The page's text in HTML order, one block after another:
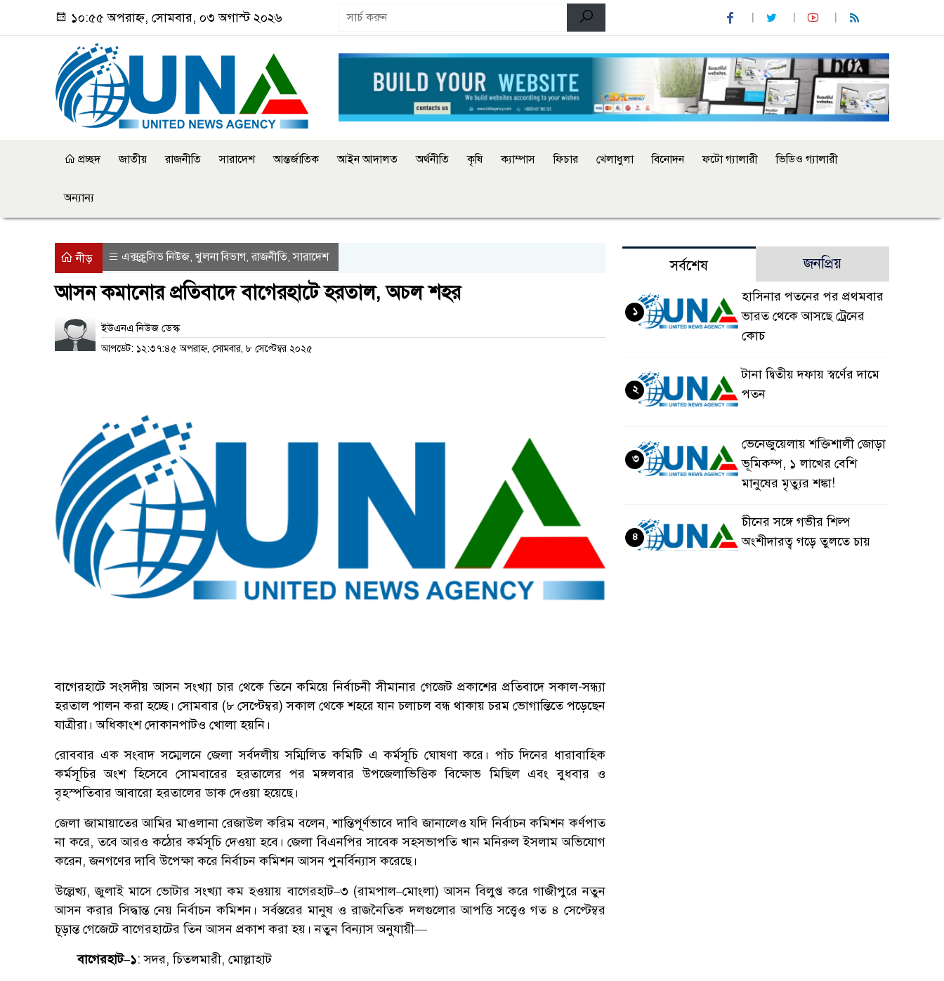
১০:৫৫ অপরাহ্ন, সোমবার, ০৩ অগাস্ট ২০২৬
প্রচ্ছদ জাতীয় রাজনীতি সারাদেশ আন্তর্জাতিক আইন আদালত অর্থনীতি কৃষি ক্যাম্পাস ফিচার খেলাধুলা বিনোদন ফটো গ্যালারী ভিডিও গ্যালারী
অন্যান্য
নীড় এক্সক্লুসিভ নিউজ খুলনা বিভাগ,রাজনীতি ,সারাদেশ
আসন কমানোর প্রতিবাদে বাগেরহাটে হরতাল, অচল শহর
ইউএনএ নিউজ ডেস্ক
আপডেট: ১২:৩৭:৪৫ অপরাহ্ন, সোমবার, ৮ সেপ্টেম্বর ২০২৫
বাগেরহাটে সংসদীয় আসন সংখ্যা চার থেকে তিনে কমিয়ে নির্বাচনী সীমানার গেজেট প্রকাশের প্রতিবাদে সকাল-সন্ধ্যা
হরতাল পালন করা হচ্ছে। সোমবার (৮ সেপ্টেম্বর) সকাল থেকে শহরে যান চলাচল বন্ধ থাকায় চরম ভোগান্তিতে পড়েছেন
যাত্রীরা। অধিকাংশ দোকানপাটও খোলা হয়নি।
রোববার এক সংবাদ সম্মেলনে জেলা সর্বদলীয় সম্মিলিত কমিটি এ কর্মসূচি ঘোষণা করে। পাঁচ দিনের ধারাবাহিক
কর্মসূচির অংশ হিসেবে সোমবারের হরতালের পর মঙ্গলবার উপজেলাভিত্তিক বিক্ষোভ মিছিল এবং বুধবার ও
বৃহস্পতিবার আবারো হরতালের ডাক দেওয়া হয়েছে।
জেলা জামায়াতের আমির মাওলানা রেজাউল করিম বলেন, শান্তিপূর্ণভাবে দাবি জানালেও যদি নির্বাচন কমিশন কর্ণপাত
না করে, তবে আরও কঠোর কর্মসূচি দেওয়া হবে। জেলা বিএনপির সাবেক সহসভাপতি খান মনিরুল ইসলাম অভিযোগ
করেন, জনগণের দাবি উপেক্ষা করে নির্বাচন কমিশন আসন পুনর্বিন্যাস করেছে।
উল্লেখ্য, জুলাই মাসে ভোটার সংখ্যা কম হওয়ায় বাগেরহাট–৩ (রামপাল–মোংলা) আসন বিলুপ্ত করে গাজীপুরে নতুন
আসন করার সিদ্ধান্ত নেয় নির্বাচন কমিশন। সর্বস্তরের মানুষ ও রাজনৈতিক দলগুলোর আপত্তি সত্ত্বেও গত ৪ সেপ্টেম্বর
চূড়ান্ত গেজেটে বাগেরহাটের তিন আসন প্রকাশ করা হয়। নতুন বিন্যাস অনুযায়ী—
বাগেরহাট–১: সদর, চিতলমারী, মোল্লাহাট
সর্বশেষ জনপ্রিয়
হাসিনার পতনের পর প্রথমবার
ভারত থেকে আসছে ট্রেনের
কোচ
১
টানা দ্বিতীয় দফায় স্বর্ণের দামে
পতন
২
ভেনেজুয়েলায় শক্তিশালী জোড়া
ভূমিকম্প, ১ লাখের বেশি
মানুষের মৃত্যুর শঙ্কা!
৩
চীনের সঙ্গে গভীর শিল্প
অংশীদারত্ব গড়ে তুলতে চায়
৪